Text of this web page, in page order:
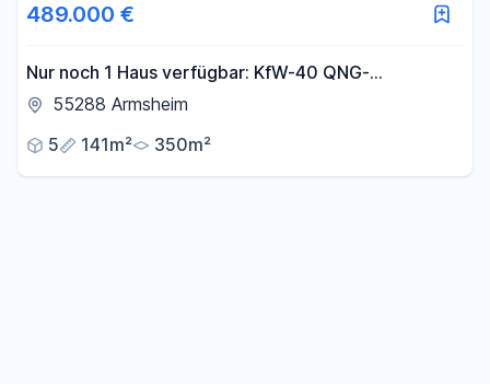
489.000 €
Nur noch 1 Haus verfügbar: KfW-40 QNG-
Familienhaus mit Garten in Armsheim
55288 Armsheim
5
141m² 350m²